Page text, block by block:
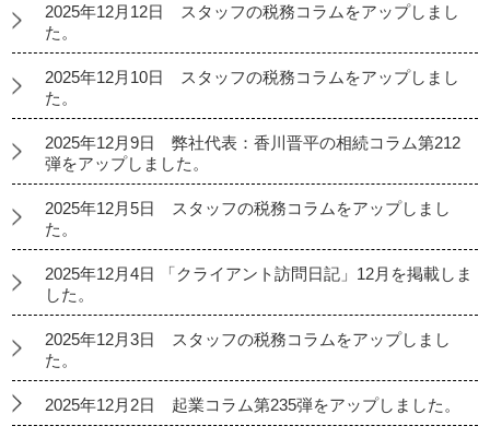
2025年12月12日 スタッフの税務コラムをアップしまし
た。
2025年12月10日 スタッフの税務コラムをアップしまし
た。
2025年12月9日 弊社代表：香川晋平の相続コラム第212
弾をアップしました。
2025年12月5日 スタッフの税務コラムをアップしまし
た。
2025年12月4日 「クライアント訪問日記」12月を掲載しま
した。
2025年12月3日 スタッフの税務コラムをアップしまし
た。
2025年12月2日 起業コラム第235弾をアップしました。